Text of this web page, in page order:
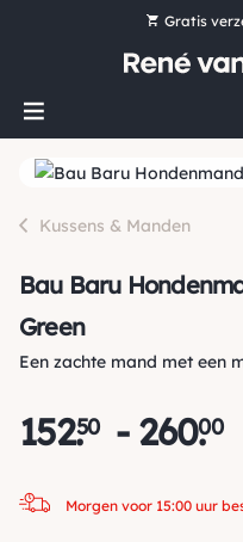
Gratis
Bestel nu,
Ruim
Kussens & Manden
Bau Baru
Green
Een zachte mand met een
152.
50 - 260.
00
Morgen voor 15:00 uur